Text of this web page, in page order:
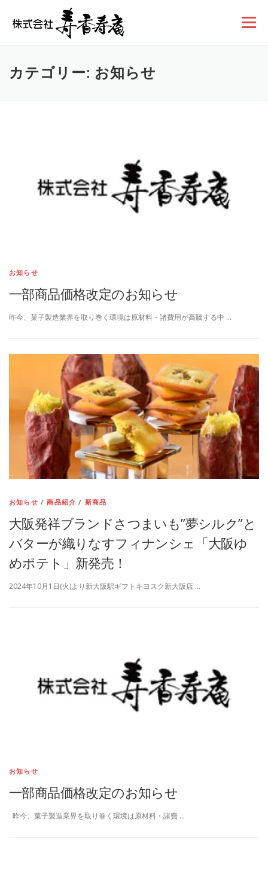
コンテンツへスキップ
メニュー
カテゴリー: お知らせ
お知らせ
一部商品価格改定のお知らせ
昨今、菓子製造業界を取り巻く環境は原材料・諸費用が高騰する中 …
お知らせ /商品紹介 / 新商品
大阪発祥ブランドさつまいも”夢シルク”と
バターが織りなすフィナンシェ「大阪ゆ
めポテト」新発売！
2024年10月1日(火)より新大阪駅ギフトキヨスク新大阪店 …
お知らせ
一部商品価格改定のお知らせ
昨今、菓子製造業界を取り巻く環境は原材料・諸費 …